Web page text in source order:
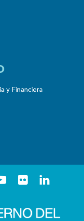
y Financiera